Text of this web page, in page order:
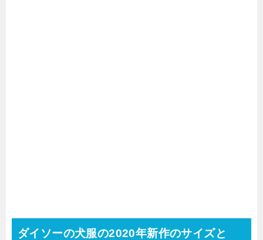
ダイソーの犬服の2020年新作のサイズと